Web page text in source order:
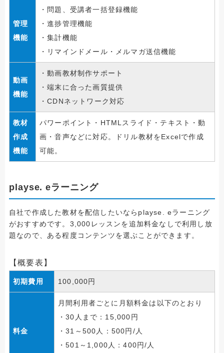
管理
機能
・問題、受講者一括登録機能
・進捗管理機能
・集計機能
・リマインドメール・メルマガ送信機能
動画
機能
・動画教材制作サポート
・端末に合った画質提供
・CDNネットワーク対応
教材
作成
機能
パワーポイント・HTMLスライド・テキスト・動
画・音声などに対応。ドリル教材をExcelで作成
可能。
playse. eラーニング
自社で作成した教材を配信したいならplayse. eラーニング
がおすすめです。3,000レッスンを追加料金なしで利用し放
題なので、ある程度コンテンツを選ぶことができます。
【概要表】
初期費用 100,000円
料金
月間利用者ごとに月額料金は以下のとおり
・30人まで：15,000円
・31～500人：500円/人
・501～1,000人：400円/人